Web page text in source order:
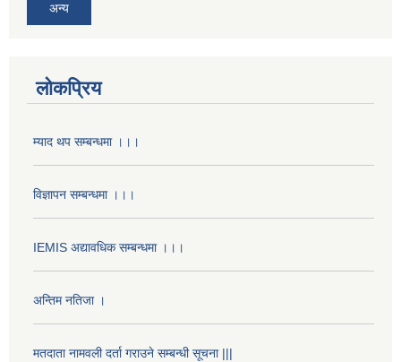
अन्य
लोकप्रिय
म्याद थप सम्बन्धमा ।।।
विज्ञापन सम्बन्धमा ।।।
IEMIS अद्यावधिक सम्बन्धमा ।।।
अन्तिम नतिजा ।
मतदाता नामवली दर्ता गराउने सम्बन्धी सूचना |||